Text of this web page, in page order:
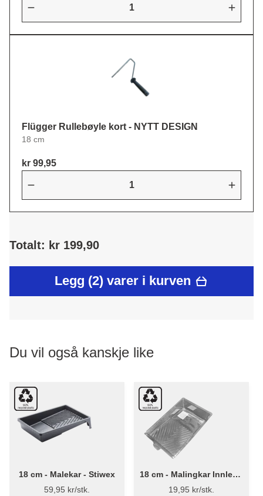
Flügger Rullebøyle kort - NYTT DESIGN
18 cm
kr 99,95
Totalt: kr 199,90
Legg (2) varer i kurven
Du vil også kanskje like
18 cm - Malekar - Stiwex
59,95 kr/stk.
18 cm - Malingkar Innlegg
- Stiwex
19,95 kr/stk.